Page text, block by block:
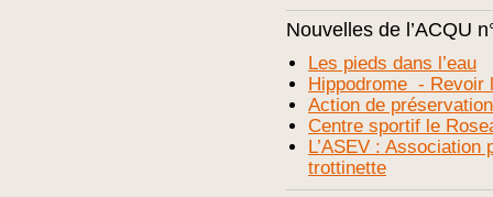
Nouvelles de l’ACQU
Les pieds dans l’eau
Hippodrome - Revoir
Action de
Centre sportif le
L’ASEV :
trottinette